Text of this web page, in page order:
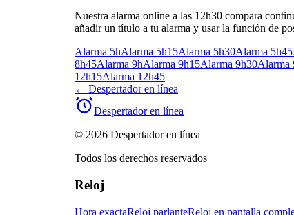
Nuestra alarma online a las 12h30 compara
añadir un título a tu alarma y usar la función de
Alarma 5hAlarma 5h15Alarma 5h30Alarma 5h45
8h45Alarma 9hAlarma 9h15Alarma 9h30Alarma
12h15Alarma 12h45
← Despertador en línea
Despertador en línea
© 2026 Despertador en línea
Todos los derechos reservados
Reloj
Hora exactaReloj parlanteReloj en pantalla